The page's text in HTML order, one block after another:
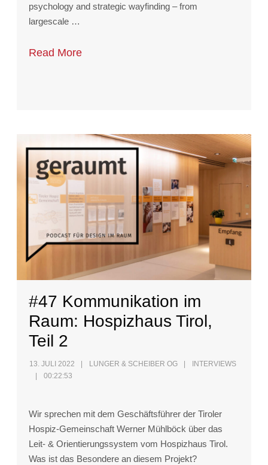
psychology and strategic wayfinding – from
largescale …
Read More
#47 Kommunikation im
Raum: Hospizhaus Tirol,
Teil 2
13. JULI 2022 LUNGER & SCHEIBER OG
INTERVIEWS
00:22:53
Wir sprechen mit dem Geschäftsführer der Tiroler
Hospiz-Gemeinschaft Werner Mühlböck über das
Leit- & Orientierungssystem vom Hospizhaus Tirol.
Was ist das Besondere an diesem Projekt?